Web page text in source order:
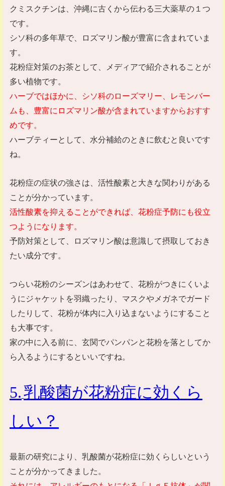
クミスクチンは、沖縄に古くから伝わる三大薬草の１つ
です。
シソ科の多年草で、ロズマリン酸が豊富に含まれていま
す。
花粉症対策のお茶として、メディアで紹介されることが
多い植物です。
ハーブではほかに、シソ科のローズマリー、レモンバー
ムも、豊富にロズマリン酸が含まれていますからおすす
めです。
ハーブティーとして、水分補給のときに飲むと良いです
ね。
花粉症の症状の強さは、活性酸素と大きな関わりがある
ことが分かっています。
活性酸素を抑えることができれば、花粉症予防にも役立
つようになります。
予防対策として、ロズマリン酸は意識して摂取しておき
たい成分です。
つらい花粉のシーズンはあわせて、花粉がつきにくいよ
うにジャケットを羽織ったり、マスクやメガネでガード
したりして、花粉が体内に入り込まないようにすること
も大事です。
家の中に入る前に、玄関でパンパンと花粉を落としてか
ら入るようにするといいですね。
5.乳酸菌が花粉症に効くら
しい ？
最新の研究により、乳酸菌が花粉症に効くらしいという
ことが分かってきました。